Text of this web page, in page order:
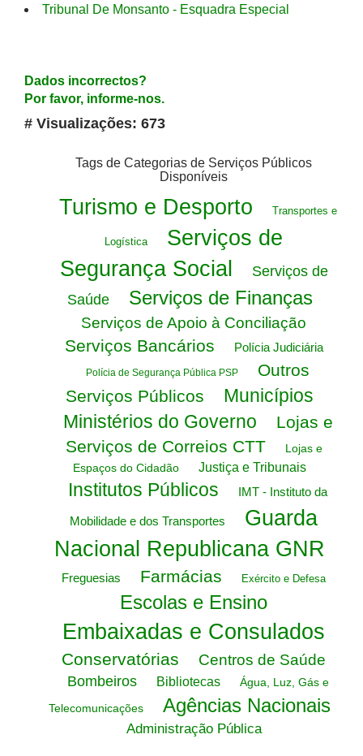
Tribunal De Monsanto - Esquadra Especial
Dados incorrectos?
Por favor, informe-nos.
# Visualizações: 673
Tags de Categorias de Serviços Públicos
Disponíveis
Turismo e Desporto Transportes e
Logística
Serviços de
Segurança Social
Serviços de
Saúde
Serviços de Finanças
Serviços de Apoio à Conciliação
Serviços Bancários Polícia Judiciária
Polícia de Segurança Pública PSP
Outros
Serviços Públicos
Municípios
Ministérios do Governo
Lojas e
Serviços de Correios CTT
Lojas e
Espaços do Cidadão
Justiça e Tribunais
Institutos Públicos IMT - Instituto da
Mobilidade e dos Transportes
Guarda
Nacional Republicana GNR
Freguesias Farmácias Exército e Defesa
Escolas e Ensino
Embaixadas e Consulados
Conservatórias Centros de Saúde
Bombeiros Bibliotecas
Água, Luz, Gás e
Telecomunicações
Agências Nacionais
Administração Pública